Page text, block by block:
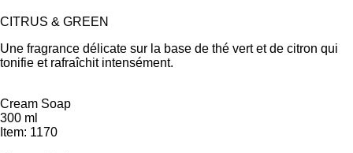
CITRUS & GREEN
Une fragrance délicate sur la base de thé vert et de citron qui
tonifie et rafraîchit intensément.
Cream Soap
300 ml
Item: 1170